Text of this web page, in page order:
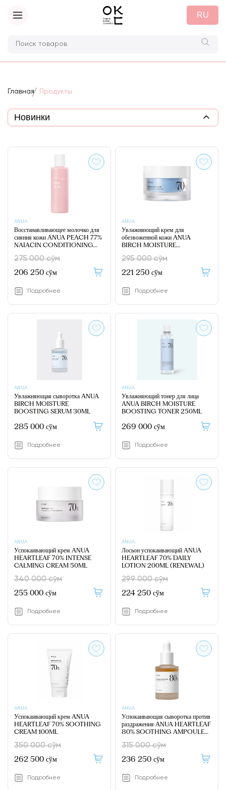
RU
Главная Продукты
ANUA
Восстанавливающее молочко для
сияния кожи ANUA PEACH 77%
NAIACIN CONDITIONING
275 000 сўм
206 250 сўм
Подробнее
ANUA
Увлажняющий крем для
обезвоженной кожи ANUA
BIRCH MOISTURE
295 000 сўм
221 250 сўм
Подробнее
ANUA
Увлажняющая сыворотка ANUA
BIRCH MOISTURE
BOOSTING SERUM 30ML
285 000 сўм
Подробнее
ANUA
Увлажняющий тонер для лица
ANUA BIRCH MOISTURE
BOOSTING TONER 250ML
269 000 сўм
Подробнее
ANUA
Успокаивающий крем ANUA
HEARTLEAF 70% INTENSE
CALMING CREAM 50ML
340 000 сўм
255 000 сўм
Подробнее
ANUA
Лосьон успокаивающий ANUA
HEARTLEAF 70% DAILY
LOTION 200ML (RENEWAL)
299 000 сўм
224 250 сўм
Подробнее
ANUA
Успокаивающий крем ANUA
HEARTLEAF 70% SOOTHING
CREAM 100ML
350 000 сўм
262 500 сўм
Подробнее
ANUA
Успокаивающая сыворотка против
раздражения ANUA HEARTLEAF
80% SOOTHING AMPOULE
315 000 сўм
236 250 сўм
Подробнее